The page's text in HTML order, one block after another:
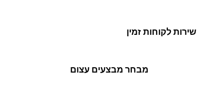
שירות לקוחות זמין
מבחר מבצעים עצום